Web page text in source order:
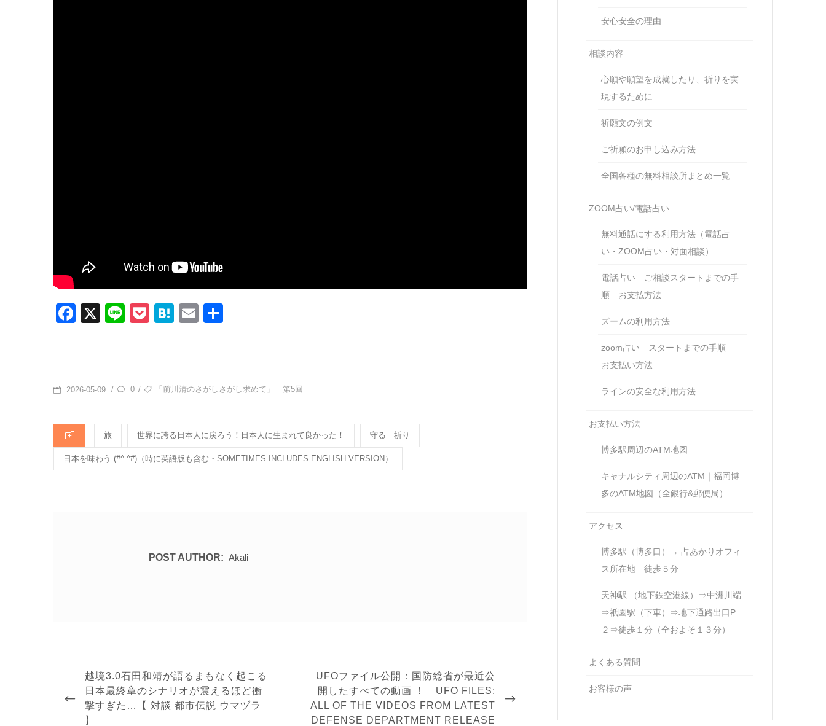
F
b
o
k
X
Li
P
H
a
E
POSTED
2026-05-09 / 0 / TAGS「前川清のさがしさがし求めて」 第5回
CATEGORIES
旅 世界に誇る日本人に戻ろう！日本人に生まれて良かった！ 守る 祈り
日本を味わう (#^.^#)（時に英語版も含む・SOMETIMES INCLUDES ENGLISH VERSION）
POST AUTHOR: Akali
PREVIOUS
POST
越境3.0石田和靖が語るまもなく起こる
日本最終章のシナリオが震えるほど衝
撃すぎた…【 対談 都市伝説 ウマヅラ
】
NEXT
POST
UFOファイル公開：国防総省が最近公
開したすべての動画 ！ UFO FILES:
ALL OF THE VIDEOS FROM LATEST
DEFENSE DEPARTMENT RELEASE
安心安全の理由
相談内容
心願や願望を成就したり、祈りを実
現するために
祈願文の例文
ご祈願のお申し込み方法
全国各種の無料相談所まとめ一覧
ZOOM占い/電話占い
無料通話にする利用方法（電話占
い・ZOOM占い・対面相談）
電話占い ご相談スタートまでの手
順 お支払方法
ズームの利用方法
zoom占い スタートまでの手順
お支払い方法
ラインの安全な利用方法
お支払い方法
博多駅周辺のATM地図
キャナルシティ周辺のATM｜福岡博
多のATM地図（全銀行&郵便局）
アクセス
博多駅（博多口）→ 占あかりオフィ
ス所在地 徒歩５分
天神駅 （地下鉄空港線）⇒中洲川端
⇒祇園駅（下車）⇒地下通路出口P
２⇒徒歩１分（全およそ１３分）
よくある質問
お客様の声